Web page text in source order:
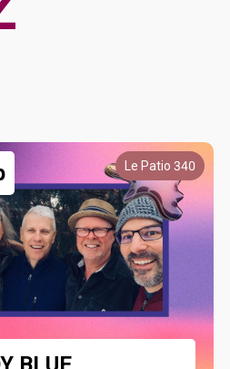
Le Patio 340